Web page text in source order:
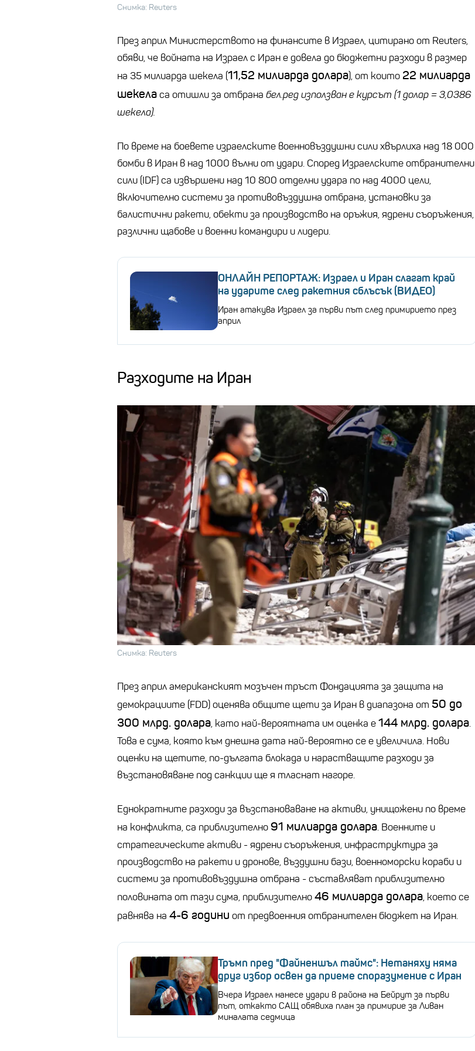
Снимка: Reuters
През април Министерството на финансите в Израел, цитирано от Reuters,
обяви, че войната на Израел с Иран е довела до бюджетни разходи в размер
на 35 милиарда шекела (11,52 милиарда долара), от които 22 милиарда
шекеласа отишли ​​за отбрана бел.ред използван е курсът (1 долар = 3,0386
шекела).
По време на боевете израелските военновъздушни сили хвърлиха над 18 000
бомби в Иран в над 1000 вълни от удари. Според Израелските отбранителни
сили (IDF) са извършени над 10 800 отделни удара по над 4000 цели,
включително системи за противовъздушна отбрана, установки за
балистични ракети, обекти за производство на оръжия, ядрени съоръжения,
различни щабове и военни командири и лидери.
ОНЛАЙН РЕПОРТАЖ: Израел и Иран слагат край
на ударите след ракетния сблъсък (ВИДЕО)
Иран атакува Израел за първи път след примирието през
април
Разходите на Иран
Снимка: Reuters
През април американският мозъчен тръст Фондацията за защита на
демокрациите (FDD) оценява общите щети за Иран в диапазона от 50 до
300 млрд. долара, като най-вероятната им оценка е144 млрд. долара.
Това е сума, която към днешна дата най-вероятно се е увеличила. Нови
оценки на щетите, по-дългата блокада и нарастващите разходи за
възстановяване под санкции ще я тласнат нагоре.
Еднократните разходи за възстановаване на активи, унищожени по време
на конфликта, са приблизително 91 милиарда долара. Военните и
стратегическите активи - ядрени съоръжения, инфраструктура за
производство на ракети и дронове, въздушни бази, военноморски кораби и
системи за противовъздушна отбрана - съставляват приблизително
половината от тази сума, приблизително46 милиарда долара, което се
равнява на 4-6 години от предвоенния отбранителен бюджет на Иран.
Тръмп пред "Файненшъл таймс": Нетаняху няма
друг избор освен да приеме споразумение с Иран
Вчера Израел нанесе удари в района на Бейрут за първи
път, откакто САЩ обявиха план за примирие за Ливан
миналата седмица